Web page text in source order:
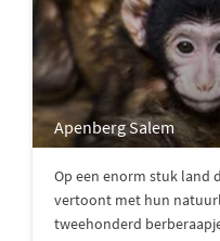
Apenberg Salem
Op een enorm stuk land
vertoont met hun
tweehonderd